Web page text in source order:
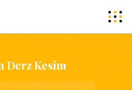
Derz Kesim